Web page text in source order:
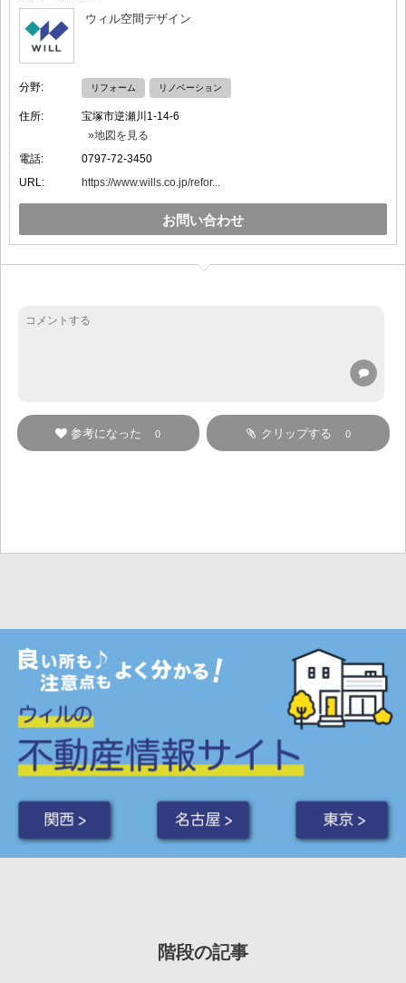
ウィル空間デザイン
分野: リフォーム リノベーション
住所:
宝塚市逆瀬川1-14-6
»地図を見る
電話:
0797-72-3450
URL:
https://www.wills.co.jp/refor...
お問い合わせ
クリップする 0
参考になった 0
関西 > 名古屋 > 東京 >
階段の記事